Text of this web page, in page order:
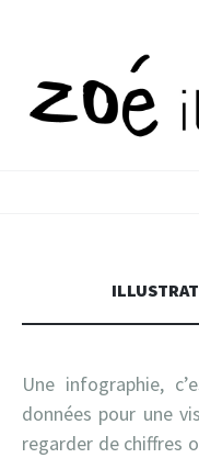
Une infographie,
données pour une
regarder de chiffres